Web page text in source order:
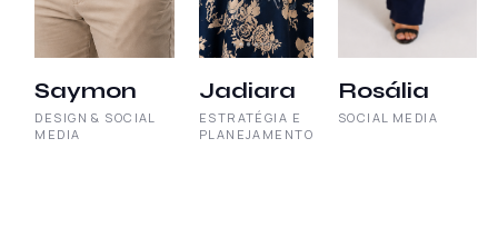
Saymon
DESIGN & SOCIAL
MEDIA
Jadiara
ESTRATÉGIA E
PLANEJAMENTO
Rosália
SOCIAL MEDIA